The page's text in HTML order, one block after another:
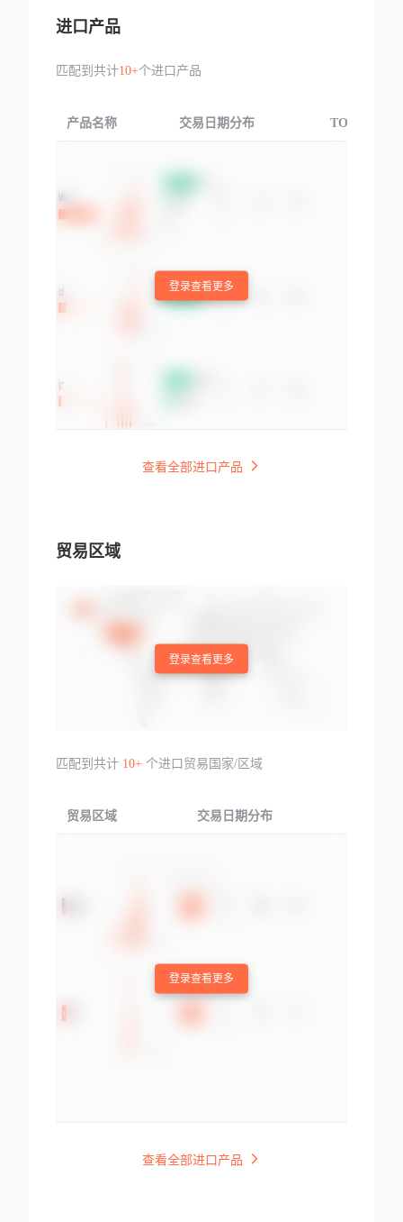
进口产品
匹配到共计10+个进口产品
产品名称 交易日期分布 TOP3交易国
登录查看更多
查看全部进口产品
贸易区域
登录查看更多
匹配到共计 10+个进口贸易国家/区域
贸易区域 交易日期分布
登录查看更多
查看全部进口产品